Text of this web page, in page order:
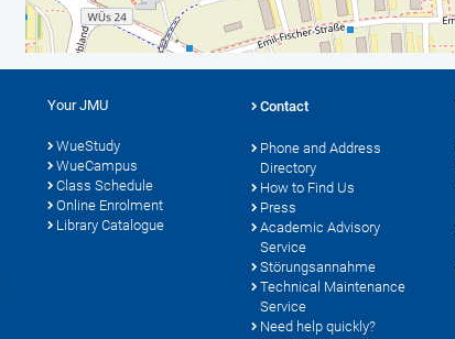
Your JMU
WueStudy
WueCampus
Class Schedule
Online Enrolment
Library Catalogue
Contact
Phone and Address
Directory
How to Find Us
Press
Academic Advisory
Service
Störungsannahme
Technical Maintenance
Service
Need help quickly?